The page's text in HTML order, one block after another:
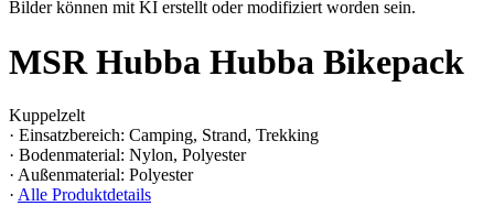
Bilder können mit KI erstellt oder modifiziert worden sein.
MSR Hubba Hubba Bikepack
Kuppelzelt
· Einsatzbereich: Camping, Strand, Trekking
· Bodenmaterial: Nylon, Polyester
· Außenmaterial: Polyester
· Alle Produktdetails